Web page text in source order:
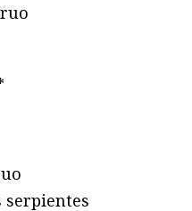
serpientes